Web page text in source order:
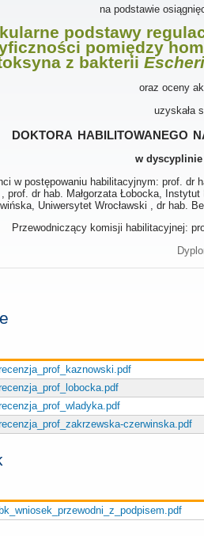
na podstawie
podstawy
pomiędzy
z bakterii
oraz oceny
uzyskała
doktora habilitowanego
w
w postępowaniu habilitacyjnym: prof. dr
prof. dr hab. Małgorzata Łobocka,
Uniwersytet Wrocławski , dr hab.
Przewodniczący komisji habilitacyjnej:
czerwinska.pdf
bk_wniosek_przewodni_z_podpisem.pdf